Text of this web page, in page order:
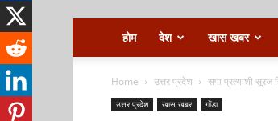
होम देश खास खबर
Home उत्तर प्रदेश सपा प्रत्याशी सूरज
उत्तर प्रदेश खास खबर गोंडा